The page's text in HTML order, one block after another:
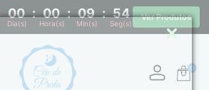
00 : 00 : 09 : 53
Dia(s) Hora(s) Min(s) Seg(s)
Ver Produtos
0